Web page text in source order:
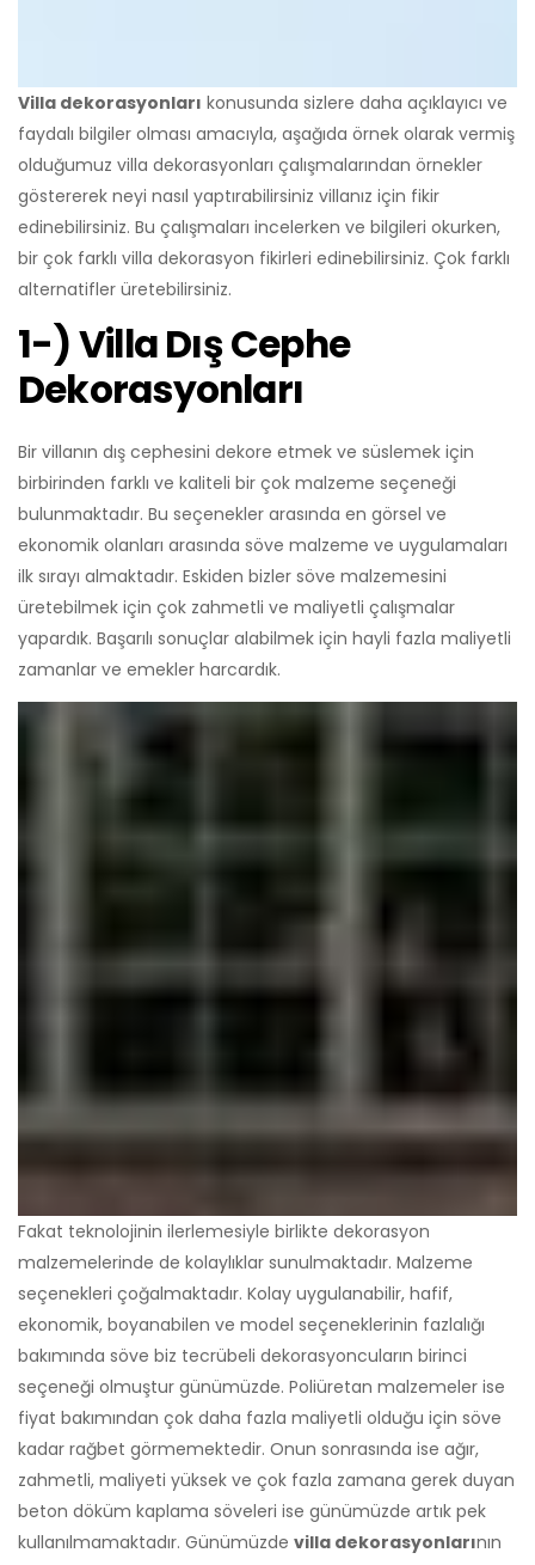
Villa dekorasyonları konusunda sizlere daha açıklayıcı ve
faydalı bilgiler olması amacıyla, aşağıda örnek olarak vermiş
olduğumuz villa dekorasyonları çalışmalarından örnekler
göstererek neyi nasıl yaptırabilirsiniz villanız için fikir
edinebilirsiniz. Bu çalışmaları incelerken ve bilgileri okurken,
bir çok farklı villa dekorasyon fikirleri edinebilirsiniz. Çok farklı
alternatifler üretebilirsiniz.
1-) Villa Dış Cephe
Dekorasyonları
Bir villanın dış cephesini dekore etmek ve süslemek için
birbirinden farklı ve kaliteli bir çok malzeme seçeneği
bulunmaktadır. Bu seçenekler arasında en görsel ve
ekonomik olanları arasında söve malzeme ve uygulamaları
ilk sırayı almaktadır. Eskiden bizler söve malzemesini
üretebilmek için çok zahmetli ve maliyetli çalışmalar
yapardık. Başarılı sonuçlar alabilmek için hayli fazla maliyetli
zamanlar ve emekler harcardık.
Fakat teknolojinin ilerlemesiyle birlikte dekorasyon
malzemelerinde de kolaylıklar sunulmaktadır. Malzeme
seçenekleri çoğalmaktadır. Kolay uygulanabilir, hafif,
ekonomik, boyanabilen ve model seçeneklerinin fazlalığı
bakımında söve biz tecrübeli dekorasyoncuların birinci
seçeneği olmuştur günümüzde. Poliüretan malzemeler ise
fiyat bakımından çok daha fazla maliyetli olduğu için söve
kadar rağbet görmemektedir. Onun sonrasında ise ağır,
zahmetli, maliyeti yüksek ve çok fazla zamana gerek duyan
beton döküm kaplama söveleri ise günümüzde artık pek
kullanılmamaktadır. Günümüzde villa dekorasyonlarının